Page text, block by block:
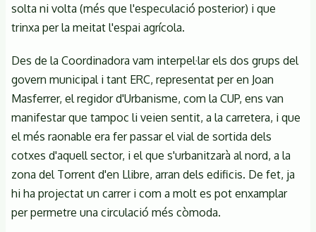
solta ni volta (més que l'especulació posterior) i que
trinxa per la meitat l'espai agrícola.
Des de la Coordinadora vam interpel·lar els dos grups del
govern municipal i tant ERC, representat per en Joan
Masferrer, el regidor d'Urbanisme, com la CUP, ens van
manifestar que tampoc li veien sentit, a la carretera, i que
el més raonable era fer passar el vial de sortida dels
cotxes d'aquell sector, i el que s'urbanitzarà al nord, a la
zona del Torrent d'en Llibre, arran dels edificis. De fet, ja
hi ha projectat un carrer i com a molt es pot enxamplar
per permetre una circulació més còmoda.